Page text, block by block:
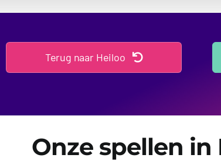
Terug naar Heiloo
Onze spellen in